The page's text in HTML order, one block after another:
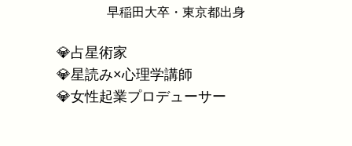
早稲田大卒・東京都出身
💎占星術家
💎星読み×心理学講師
💎女性起業プロデューサー